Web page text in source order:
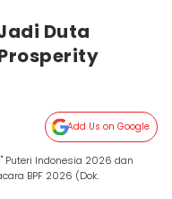
Duta
Add Us on Google
Puteri Indonesia 2026 dan
BPF 2026 (Dok.